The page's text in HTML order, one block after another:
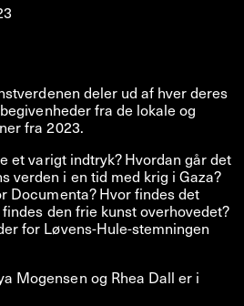
deler ud af hver deres
fra de lokale og
fra 2023.
et varigt indtryk? Hvordan går det
verden i en tid med krig i Gaza?
Documenta? Hvor findes det
den frie kunst overhovedet?
for Løvens-Hule-stemningen
Mogensen og Rhea Dall er i